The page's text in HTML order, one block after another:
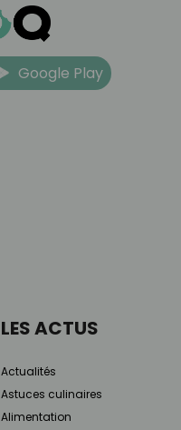
Google Play
LES ACTUS
Actualités
Astuces culinaires
Alimentation